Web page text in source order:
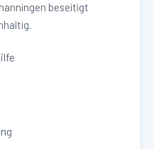
beseitigt